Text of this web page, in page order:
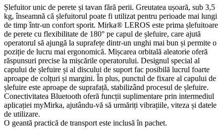
Șlefuitor unic de perete și tavan fără perii. Greutatea ușoară, sub 3,5
kg, înseamnă că șlefuitorul poate fi utilizat pentru perioade mai lungi
de timp într-un confort sporit. Mirka® LEROS este prima șlefuitoare
de perete cu flexibilitate de 180° pe capul de șlefuire, care ajută
operatorul să ajungă la suprafețe dintr-un unghi mai bun și permite o
poziție de lucru mai ergonomică. Mișcarea orbitală aleatorie oferă
răspunsuri precise la mișcările operatorului. Designul special al
capului de șlefuire și al discului de suport fac posibilă lucrul foarte
aproape de colțuri și margini. În plus, punctul de fixare al capului de
șlefuire este aproape de suprafață, stabilizând procesul de șlefuire.
Conectivitatea Bluetooth oferă funcții suplimentare prin intermediul
aplicației myMirka, ajutându-vă să urmăriți vibrațiile, viteza și datele
de utilizare.
O geantă practică de transport este inclusă în pachet.